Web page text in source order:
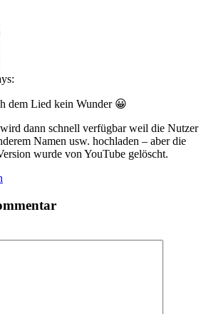
dem Lied kein Wunder 😀
dann schnell verfügbar weil die Nutzer
Namen usw. hochladen – aber die
wurde von YouTube gelöscht.